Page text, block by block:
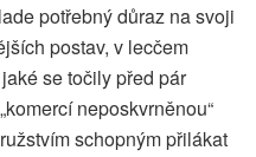
potřebný důraz na svoji
postav, v lecčem
se točily před pár
neposkvrněnou“
schopným přilákat